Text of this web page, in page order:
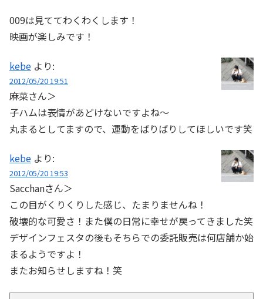
009は見ててわくわくします！
映画が楽しみです！
kebe より:
2012/05/20 19:51
麻菜さん＞
子ハムは表情があどけないですよね〜
丸まるとしてますので、運動をばりばりしてほしいです笑
kebe より:
2012/05/20 19:53
Sacchanさん＞
この目がくりくりした感じ、たまりませんね！
破壊的な可愛さ！また僕の日常に幸せが戻ってきました笑
デザインフェスタの後もそちらでの委託販売は何店舗か始
まるようですよ！
またお知らせしますね！笑